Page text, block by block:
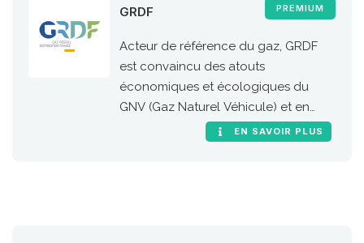
PREMIUM
GRDF
Acteur de référence du gaz, GRDF
est convaincu des atouts
économiques et écologiques du
GNV (Gaz Naturel Véhicule) et en
particulier de sa version 100 %
EN SAVOIR PLUS